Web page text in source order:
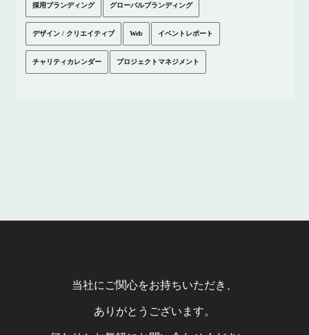
採用ブランディング グローバルブランディング
デザイン / クリエイティブ Web イベントレポート
チャリティカレンダー プロジェクトマネジメント
当社にご関心をお持ちいただき、
ありがとうございます。